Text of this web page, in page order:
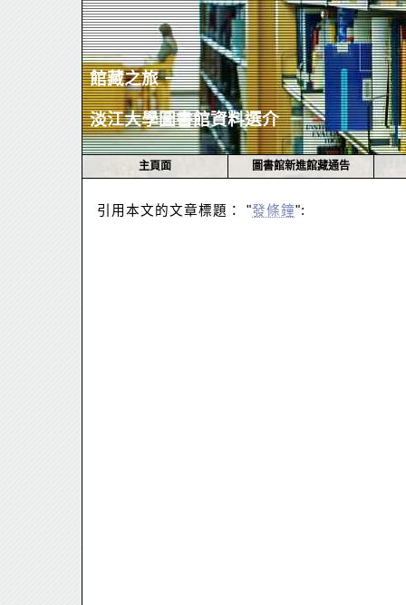
館藏之旅 －
淡江大學圖書館資料選介
主頁面 圖書館新進館藏通告
引用本文的文章標題： "發條鐘":